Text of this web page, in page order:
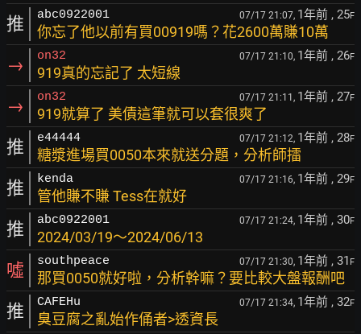
推 abc0922001 07/17 21:07, 1年前 , 25F
你忘了他以前有買00919嗎？花2600萬賺10萬
→ on32 07/17 21:10, 1年前 , 26F
919真的忘記了 太短線
→ on32 07/17 21:11, 1年前 , 27F
919就算了 美債這筆就可以套很爽了
推 e44444 07/17 21:12, 1年前 , 28F
糖漿進場買0050本來就送分題，分析師擂
推 kenda 07/17 21:16, 1年前 , 29F
管他賺不賺 Tess在就好
推 abc0922001 07/17 21:24, 1年前 , 30F
2024/03/19～2024/06/13
噓 southpeace 07/17 21:30, 1年前 , 31 F
那買0050就好啦，分析幹嘛？要比較大盤報酬吧
推 CAFEHu 07/17 21:34, 1年前 , 32F
臭豆腐之亂始作俑者>透資長